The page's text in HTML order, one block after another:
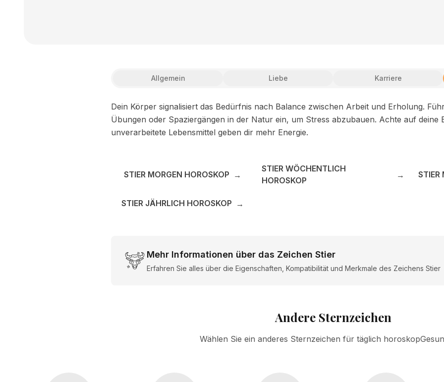
Allgemein Liebe Karriere
Dein Körper signalisiert das Bedürfnis nach Balance zwischen Arbeit und Erholung.
Übungen oder Spaziergängen in der Natur ein, um Stress abzubauen. Achte auf deine
unverarbeitete Lebensmittel geben dir mehr Energie.
STIER MORGEN HOROSKOP →
STIER WÖCHENTLICH
HOROSKOP
→ STIER
STIER JÄHRLICH HOROSKOP →
Mehr Informationen über das Zeichen Stier
Erfahren Sie alles über die Eigenschaften, Kompatibilität und Merkmale des Zeichens Stier
Andere Sternzeichen
Wählen Sie ein anderes Sternzeichen für täglich